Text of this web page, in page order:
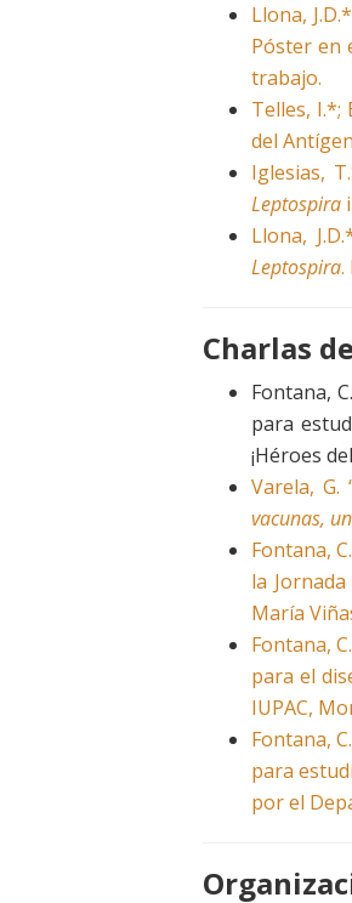
Llona,
Póster en
trabajo.
Telles, I.*;
del
Iglesias,
Leptospira
Llona,
Leptospira.
Charlas
Fontana,
para
¡Héroes
Varela, G.
vacunas,
Fontana,
la
María
Fontana,
para el
IUPAC,
Fontana,
para
por el